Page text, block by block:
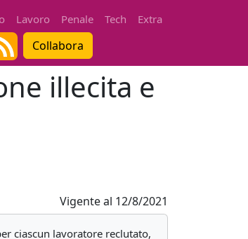
Lavoro Penale Tech
Extra
Collabora
illecita e
Vigente al 12/8/2021
ciascun lavoratore reclutato,